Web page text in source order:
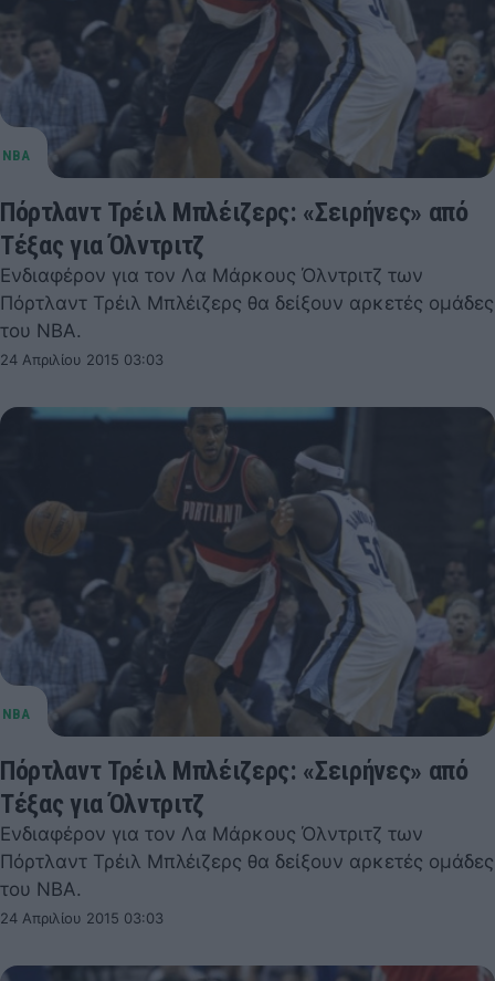
Πόρτλαντ Τρέιλ Μπλέιζερς: «Σειρήνες» από
Τέξας για Όλντριτζ
Ενδιαφέρον για τον Λα Μάρκους Όλντριτζ των
Πόρτλαντ Τρέιλ Μπλέιζερς θα δείξουν αρκετές ομάδες
του NBA.
24 Απριλίου 2015 03:03
Πόρτλαντ Τρέιλ Μπλέιζερς: «Σειρήνες» από
Τέξας για Όλντριτζ
Ενδιαφέρον για τον Λα Μάρκους Όλντριτζ των
Πόρτλαντ Τρέιλ Μπλέιζερς θα δείξουν αρκετές ομάδες
του NBA.
24 Απριλίου 2015 03:03